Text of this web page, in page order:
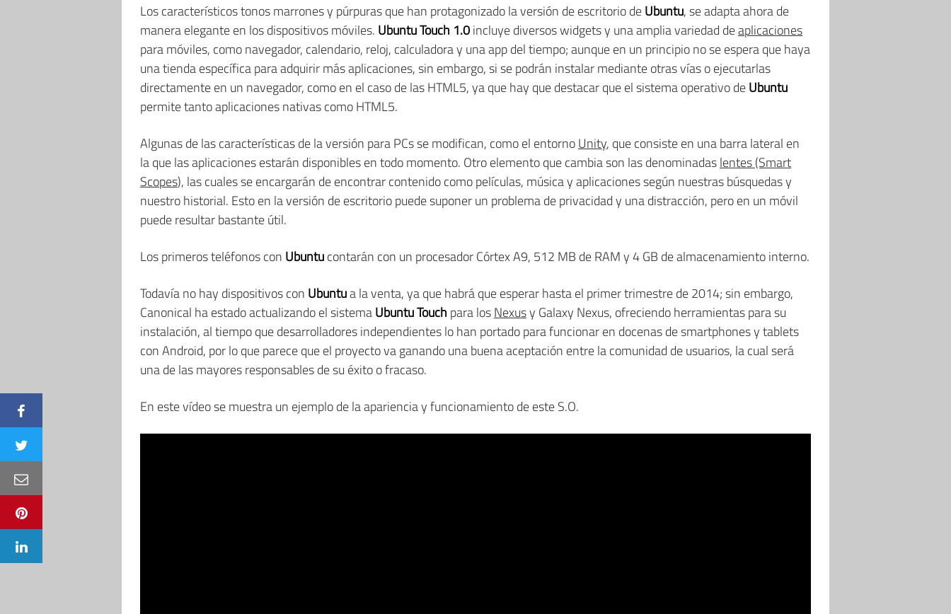
Los característicos tonos marrones y púrpuras que han protagonizado la versión de escritorio deUbuntu, se adapta ahora de
manera elegante en los dispositivos móviles. Ubuntu Touch 1.0incluye diversos widgets y una amplia variedad deaplicaciones
para móviles, como navegador, calendario, reloj, calculadora y una app del tiempo; aunque en un principio no se espera que haya
una tienda específica para adquirir más aplicaciones, sin embargo, si se podrán instalar mediante otras vías o ejecutarlas
directamente en un navegador, como en el caso de las HTML5, ya que hay que destacar que el sistema operativo deUbuntu
permite tanto aplicaciones nativas como HTML5.
Algunas de las características de la versión para PCs se modifican, como el entornoUnity, que consiste en una barra lateral en
la que las aplicaciones estarán disponibles en todo momento. Otro elemento que cambia son las denominadaslentes (Smart
Scopes), las cuales se encargarán de encontrar contenido como películas, música y aplicaciones según nuestras búsquedas y
nuestro historial. Esto en la versión de escritorio puede suponer un problema de privacidad y una distracción, pero en un móvil
puede resultar bastante útil.
Los primeros teléfonos con Ubuntucontarán con un procesador Córtex A9, 512 MB de RAM y 4 GB de almacenamiento interno.
Todavía no hay dispositivos con Ubuntua la venta, ya que habrá que esperar hasta el primer trimestre de 2014; sin embargo,
Canonical ha estado actualizando el sistemaUbuntu Touch para losNexusy Galaxy Nexus, ofreciendo herramientas para su
instalación, al tiempo que desarrolladores independientes lo han portado para funcionar en docenas de smartphones y tablets
con Android, por lo que parece que el proyecto va ganando una buena aceptación entre la comunidad de usuarios, la cual será
una de las mayores responsables de su éxito o fracaso.
En este vídeo se muestra un ejemplo de la apariencia y funcionamiento de este S.O.